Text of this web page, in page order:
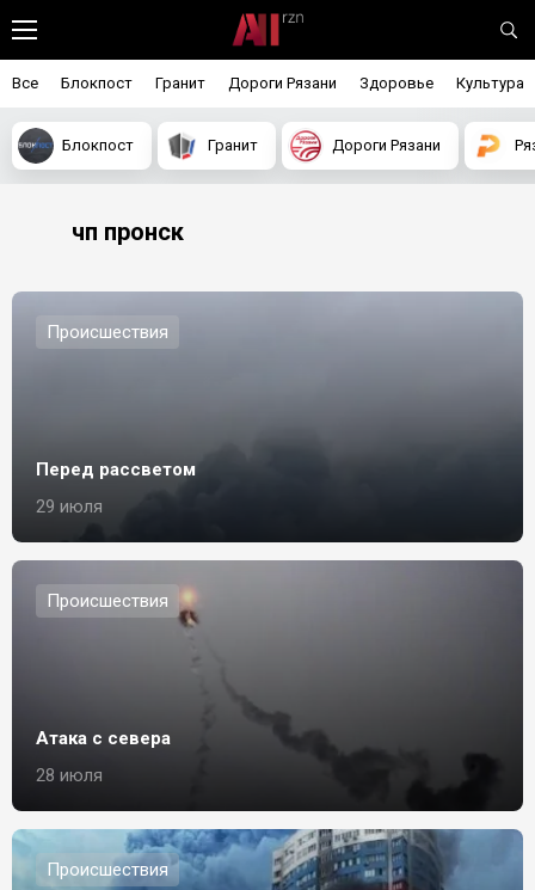
Все Блокпост Гранит Дороги Рязани Здоровье Культура
Блокпост Гранит Дороги Рязани
чп пронск
Происшествия
Перед рассветом
29 июля
Происшествия
Атака с севера
28 июля
Происшествия